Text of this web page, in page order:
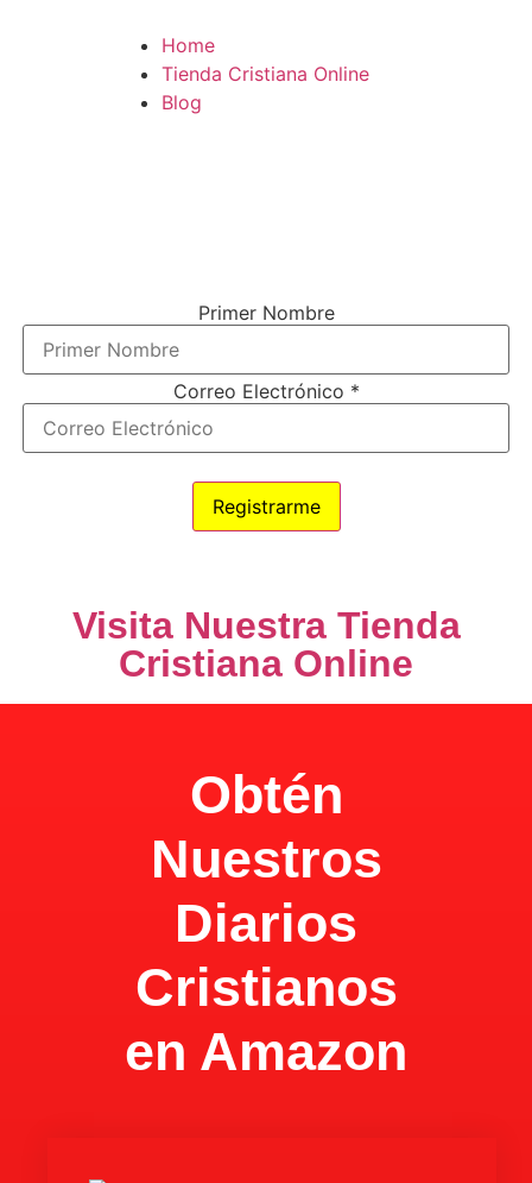
Home
Tienda Cristiana Online
Blog
Primer Nombre
Correo Electrónico *
Visita Nuestra Tienda
Cristiana Online
Obtén
Nuestros
Diarios
Cristianos
en Amazon